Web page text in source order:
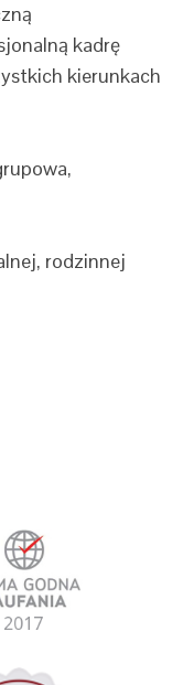
kadrę
kierunkach
rodzinnej